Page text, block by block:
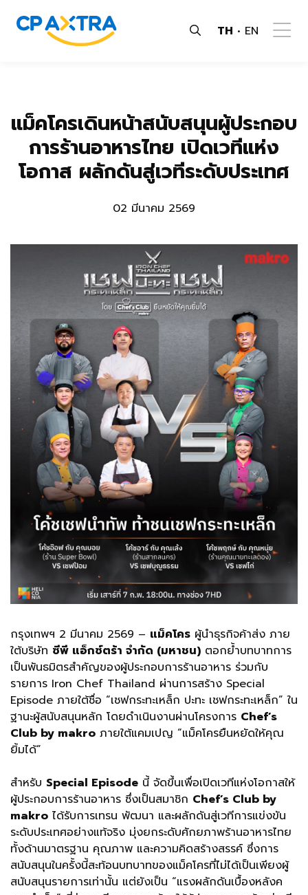
TH EN
แม็คโครเดินหน้าสนับสนุนผู้ประกอบ
การร้านอาหารไทย เปิดเวทีแห่ง
โอกาส ผลักดันสู่เวทีระดับประเทศ
02 มีนาคม 2569
กรุงเทพฯ 2 มีนาคม 2569 – แม็คโคร ผู้นำธุรกิจค้าส่ง ภาย
ใต้บริษัท ซีพี แอ็กซ์ตร้า จำกัด (มหาชน) ตอกย้ำบทบาทการ
เป็นพันธมิตรสำคัญของผู้ประกอบการร้านอาหาร ร่วมกับ
รายการ Iron Chef Thailand ผ่านการสร้าง Special
Episode ภายใต้ชื่อ “เชฟกระทะเหล็ก ปะทะ เชฟกระทะเหล็ก” ใน
ฐานะผู้สนับสนุนหลัก โดยดำเนินงานผ่านโครงการ Chef’s
Club by makro ภายใต้แคมเปญ “แม็คโครยืนหยัดให้คุณ
ยิ้มได้”
สำหรับ Special Episode นี้ จัดขึ้นเพื่อเปิดเวทีแห่งโอกาสให้
ผู้ประกอบการร้านอาหาร ซึ่งเป็นสมาชิก Chef’s Club by
makro ได้รับการเทรน พัฒนา และผลักดันสู่เวทีการแข่งขัน
ระดับประเทศอย่างแท้จริง มุ่งยกระดับศักยภาพร้านอาหารไทย
ทั้งด้านมาตรฐาน คุณภาพ และความคิดสร้างสรรค์ ซึ่งการ
สนับสนุนในครั้งนี้สะท้อนบทบาทของแม็คโครที่ไม่ได้เป็นเพียงผู้
สนับสนุนรายการเท่านั้น แต่ยังเป็น “แรงผลักดันเบื้องหลังค